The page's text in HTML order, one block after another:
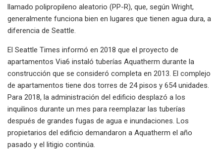
llamado polipropileno aleatorio (PP-R), que, según Wright,
generalmente funciona bien en lugares que tienen agua dura, a
diferencia de Seattle.
El Seattle Times informó en 2018 que el proyecto de
apartamentos Via6 instaló tuberías Aquatherm durante la
construcción que se consideró completa en 2013. El complejo
de apartamentos tiene dos torres de 24 pisos y 654 unidades.
Para 2018, la administración del edificio desplazó a los
inquilinos durante un mes para reemplazar las tuberías
después de grandes fugas de agua e inundaciones. Los
propietarios del edificio demandaron a Aquatherm el año
pasado y el litigio continúa.